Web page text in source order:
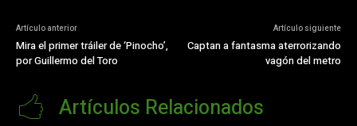
Artículo anterior
Mira el primer tráiler de ‘Pinocho’,
por Guillermo del Toro
Artículo siguiente
Captan a fantasma aterrorizando
vagón del metro
Artículos Relacionados